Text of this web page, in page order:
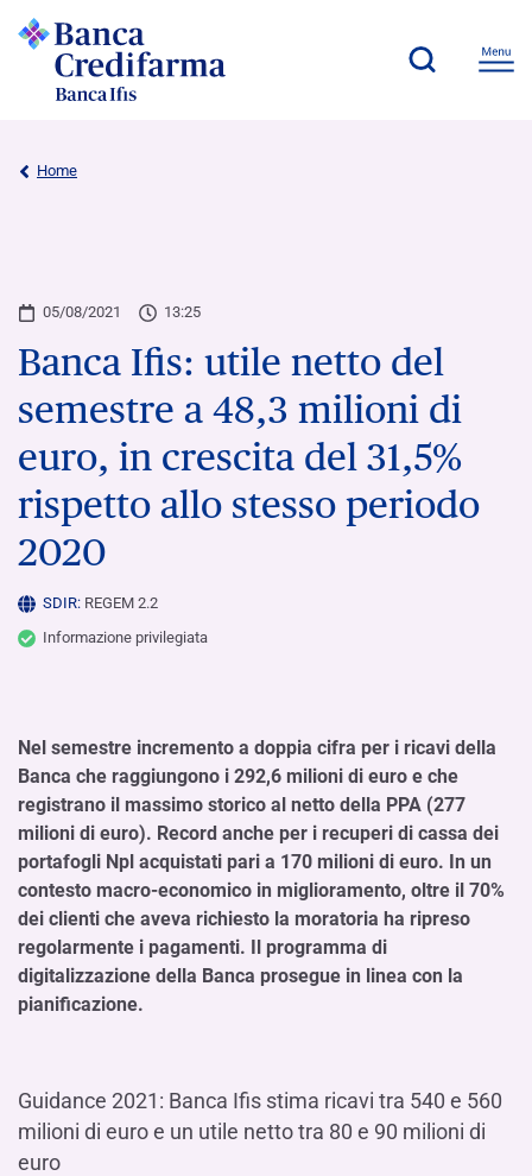
Home
05/08/2021 13:25
Banca Ifis: utile netto del
semestre a 48,3 milioni di
euro, in crescita del 31,5%
rispetto allo stesso periodo
2020
SDIR: REGEM 2.2
Informazione privilegiata
Nel semestre incremento a doppia cifra per i ricavi della
Banca che raggiungono i 292,6 milioni di euro e che
registrano il massimo storico al netto della PPA (277
milioni di euro). Record anche per i recuperi di cassa dei
portafogli Npl acquistati pari a 170 milioni di euro. In un
contesto macro-economico in miglioramento, oltre il 70%
dei clienti che aveva richiesto la moratoria ha ripreso
regolarmente i pagamenti. Il programma di
digitalizzazione della Banca prosegue in linea con la
pianificazione.
Guidance 2021: Banca Ifis stima ricavi tra 540 e 560
milioni di euro e un utile netto tra 80 e 90 milioni di
euro